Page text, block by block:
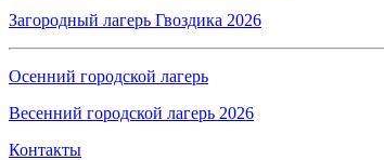
Загородный лагерь Гвоздика 2026
Осенний городской лагерь
Весенний городской лагерь 2026
Контакты